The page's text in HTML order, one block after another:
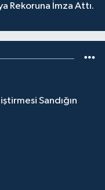
Rekoruna İmza Attı.
Sandığın